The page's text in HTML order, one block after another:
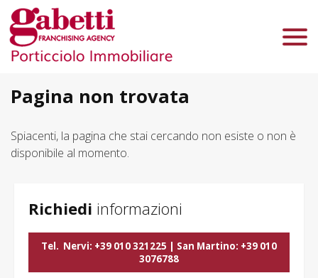
Chi Siamo
Immobili In Vendita
Immobili In Affitto
Lascia Una Richiesta
Contatti
Pagina non trovata
Spiacenti, la pagina che stai cercando non esiste o non è
disponibile al momento.
Richiedi informazioni
Tel. Nervi: +39 010 321225 | San Martino: +39 010
3076788